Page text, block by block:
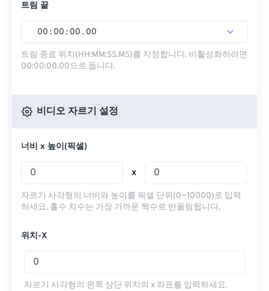
트림 끝
00 : 00 : 00 . 00
트림 종료 위치(HH:MM:SS.MS)를 지정합니다. 비활성화하려면
00:00:00.00으로 둡니다.
비디오 자르기 설정
너비 x 높이(픽셀)
x
자르기 사각형의 너비와 높이를 픽셀 단위(0~10000)로 입력
하세요. 홀수 치수는 가장 가까운 짝수로 반올림됩니다.
위치-X
자르기 사각형의 왼쪽 상단 위치의 x 좌표를 입력하세요.